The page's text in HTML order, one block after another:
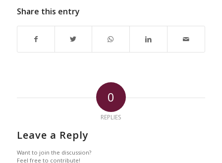
Share this entry
0
REPLIES
Leave a Reply
Want to join the discussion?
Feel free to contribute!